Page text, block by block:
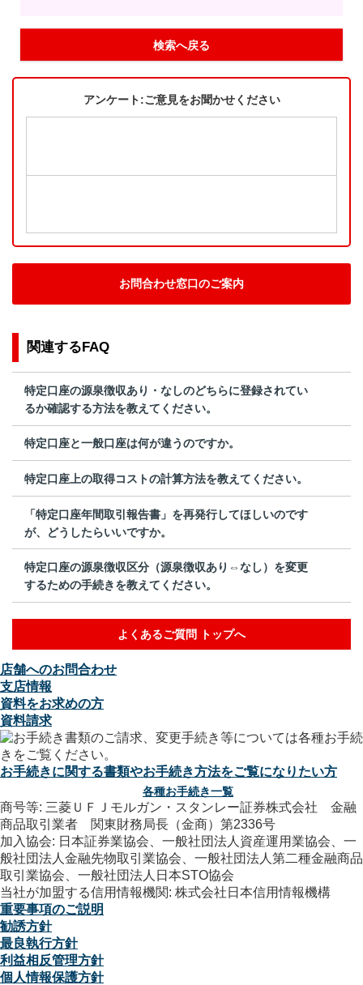
検索へ戻る
アンケート:ご意見をお聞かせください
お問合わせ窓口のご案内
関連するFAQ
特定口座の源泉徴収あり・なしのどちらに登録されてい
るか確認する方法を教えてください。
特定口座と一般口座は何が違うのですか。
特定口座上の取得コストの計算方法を教えてください。
「特定口座年間取引報告書」を再発行してほしいのです
が、どうしたらいいですか。
特定口座の源泉徴収区分（源泉徴収あり⇔なし）を変更
するための手続きを教えてください。
よくあるご質問 トップへ
店舗へのお問合わせ
支店情報
資料をお求めの方
資料請求
お手続きに関する書類やお手続き方法をご覧になりたい方
各種お手続き一覧
商号等: 三菱ＵＦＪモルガン・スタンレー証券株式会社 金融
商品取引業者 関東財務局長（金商）第2336号
加入協会: 日本証券業協会、一般社団法人資産運用業協会、一
般社団法人金融先物取引業協会、一般社団法人第二種金融商品
取引業協会、一般社団法人日本STO協会
当社が加盟する信用情報機関: 株式会社日本信用情報機構
重要事項のご説明
勧誘方針
最良執行方針
利益相反管理方針
個人情報保護方針